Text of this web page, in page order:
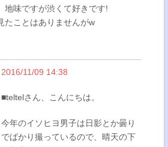
地味ですが渋くて好きです!
たことはありませんがw
2016/11/09 14:38
■teltelさん、こんにちは。
今年のイソヒヨ男子は日影とか曇り
でばかり撮っているので、晴天の下